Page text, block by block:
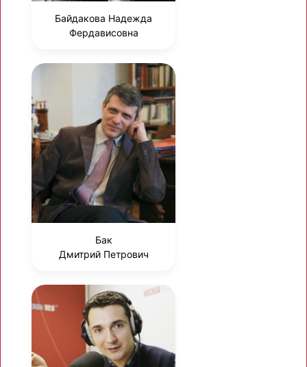
Байдакова Надежда
Фердависовна
Бак
Дмитрий Петрович